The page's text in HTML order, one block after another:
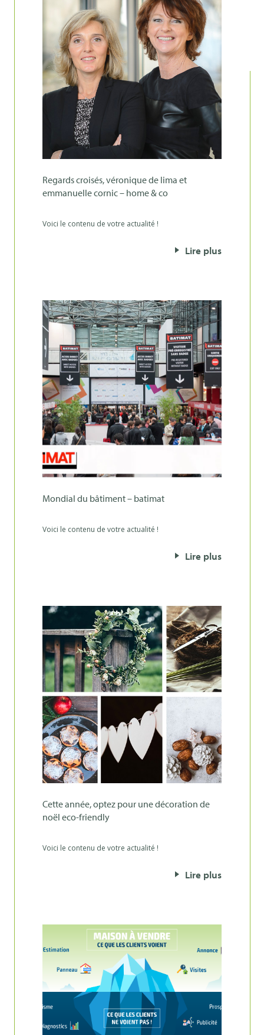
regards croisés, véronique de lima et
emmanuelle cornic – home & co
Voici le contenu de votre actualité !
Lire plus
mondial du bâtiment – batimat
Voici le contenu de votre actualité !
Lire plus
cette année, optez pour une décoration de
noël eco-friendly
Voici le contenu de votre actualité !
Lire plus